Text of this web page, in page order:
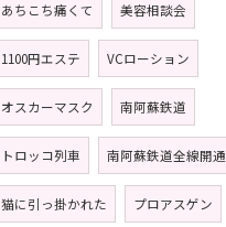
あちこち痛くて 美容相談会
1100円エステ VCローション
オスカーマスク 南阿蘇鉄道
トロッコ列車 南阿蘇鉄道全線開通
猫に引っ掛かれた プロアスゲン